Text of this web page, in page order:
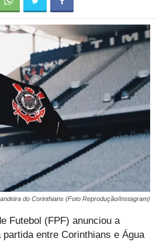
do Corinthians (Foto Reprodução/Instagram)
Futebol (FPF) anunciou a
entre Corinthians e Água